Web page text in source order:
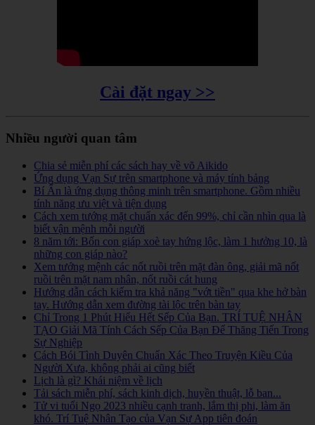
Cài đặt ngay >>
Nhiều người quan tâm
Chia sẻ miễn phí các sách hay về võ Aikido
Ứng dụng Vạn Sự trên smartphone và máy tính bảng
Bí Ẩn là ứng dụng thông minh trên smartphone. Gồm nhiều
tính năng ưu việt và tiện dụng
Cách xem tướng mặt chuẩn xác đến 99%, chỉ cần nhìn qua là
biết vận mệnh mỗi người
8 năm tới: Bốn con giáp xoè tay hứng lộc, làm 1 hưởng 10, là
những con giáp nào?
Xem tướng mệnh các nốt ruồi trên mặt đàn ông, giải mã nốt
ruồi trên mặt nam nhân, nốt ruồi cát hung
Hướng dẫn cách kiểm tra khả năng "vớt tiền" qua khe hở bàn
tay. Hướng dẫn xem đường tài lộc trên bàn tay
Chỉ Trong 1 Phút Hiểu Hết Sếp Của Bạn. TRÍ TUỆ NHÂN
TẠO Giải Mã Tính Cách Sếp Của Bạn Để Thăng Tiến Trong
Sự Nghiệp
Cách Bói Tình Duyên Chuẩn Xác Theo Truyện Kiều Của
Người Xưa, không phải ai cũng biết
Lịch là gì? Khái niệm về lịch
Tải sách miễn phí, sách kinh dịch, huyền thuật, lỗ ban...
Tử vi tuổi Ngọ 2023 nhiều cạnh tranh, lắm thị phi, làm ăn
khó. Trí Tuệ Nhân Tạo của Vạn Sự App tiên đoán